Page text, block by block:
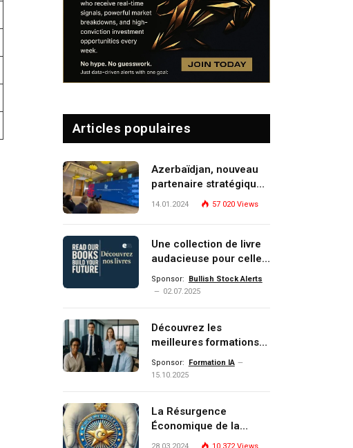
Articles populaires
Azerbaïdjan, nouveau
partenaire stratégique
de l’Union européenne
14.01.2024 57 020 Views
Une collection de livre
audacieuse pour celles
et ceux qui veulent
comprendre, investir et
Sponsor:
Bullish Stock Alerts
02.07.2025
Découvrez les
meilleures formations
Data, IA, automatisation
et investissement
écosystème d’experts
Sponsor:
Formation IA
15.10.2025
La Résurgence
Économique de la
Turquie : Naviguer dans